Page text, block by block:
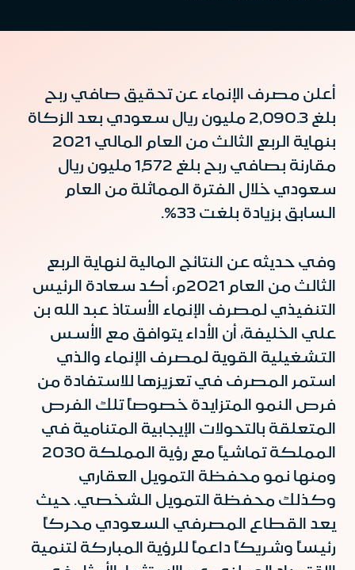
أعلن مصرف الإنماء عن تحقيق صافي ربح
بلغ 2,090.3 مليون ريال سعودي بعد الزكاة
بنهاية الربع الثالث من العام المالي 2021
مقارنة بصافي ربح بلغ 1,572 مليون ريال
سعودي خلال الفترة المماثلة من العام
السابق بزيادة بلغت 33%.
وفي حديثه عن النتائج المالية لنهاية الربع
الثالث من العام 2021م، أكد سعادة الرئيس
التنفيذي لمصرف الإنماء الأستاذ عبد الله بن
علي الخليفة، أن الأداء يتوافق مع الأسس
التشغيلية القوية لمصرف الإنماء والذي
استمر المصرف في تعزيزها للاستفادة من
فرص النمو المتزايدة خصوصاً تلك الفرص
المتعلقة بالتحولات الإيجابية المتنامية في
المملكة تماشياً مع رؤية المملكة 2030
ومنها نمو محفظة التمويل العقاري
وكذلك محفظة التمويل الشخصي. حيث
يعد القطاع المصرفي السعودي محركاً
رئيساً وشريكاً داعماً للرؤية المباركة لتنمية